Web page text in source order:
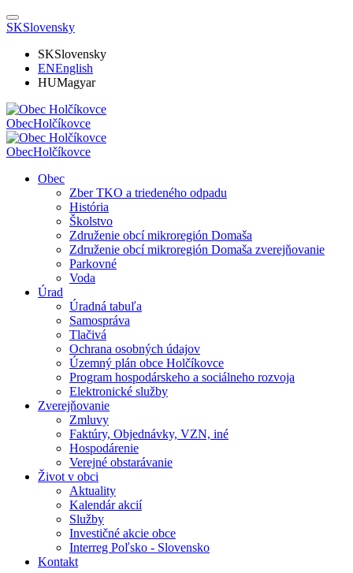
SKSlovensky
SKSlovensky
ENEnglish
HUMagyar
ObecHolčíkovce
ObecHolčíkovce
Obec
Zber TKO a triedeného odpadu
História
Školstvo
Združenie obcí mikroregión Domaša
Združenie obcí mikroregión Domaša zverejňovanie
Parkovné
Voda
Úrad
Úradná tabuľa
Samospráva
Tlačivá
Ochrana osobných údajov
Územný plán obce Holčíkovce
Program hospodárskeho a sociálneho rozvoja
Elektronické služby
Zverejňovanie
Zmluvy
Faktúry, Objednávky, VZN, iné
Hospodárenie
Verejné obstarávanie
Život v obci
Aktuality
Kalendár akcií
Služby
Investičné akcie obce
Interreg Poľsko - Slovensko
Kontakt